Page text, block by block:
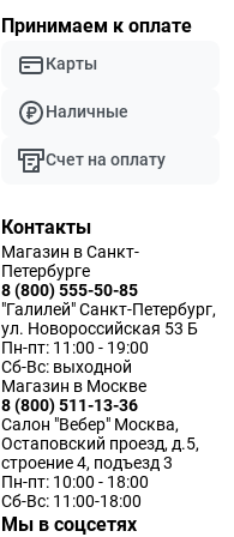
Принимаем к оплате
Карты
Наличные
Счет на оплату
Контакты
Магазин в Санкт-
Петербурге
8 (800) 555-50-85
"Галилей" Санкт-Петербург,
ул. Новороссийская 53 Б
Пн-пт: 11:00 - 19:00
Сб-Вс: выходной
Магазин в Москве
8 (800) 511-13-36
Салон "Вебер" Москва,
Остаповский проезд, д.5,
строение 4, подъезд 3
Пн-пт: 10:00 - 18:00
Сб-Вс: 11:00-18:00
Мы в соцсетях